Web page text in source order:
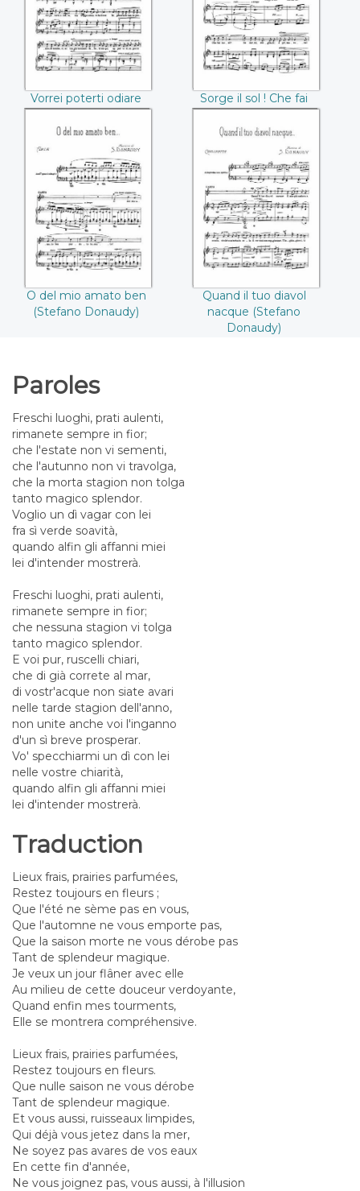
Donaudy))
Vorrei poterti odiare
(Stefano Donaudy)
Donaudy))
Sorge il sol ! Che fai
tu ? (Stefano
Donaudy)
O del mio amato
ben ((Stefano
Donaudy))
O del mio amato ben
(Stefano Donaudy)
Quand il tuo diavol
nacque ((Stefano
Donaudy))
Quand il tuo diavol
nacque (Stefano
Donaudy)
Paroles
Freschi luoghi, prati aulenti,
rimanete sempre in fior;
che l'estate non vi sementi,
che l'autunno non vi travolga,
che la morta stagion non tolga
tanto magico splendor.
Voglio un dì vagar con lei
fra sì verde soavità,
quando alfin gli affanni miei
lei d'intender mostrerà.
Freschi luoghi, prati aulenti,
rimanete sempre in fior;
che nessuna stagion vi tolga
tanto magico splendor.
E voi pur, ruscelli chiari,
che di già correte al mar,
di vostr'acque non siate avari
nelle tarde stagion dell'anno,
non unite anche voi l'inganno
d'un sì breve prosperar.
Vo' specchiarmi un dì con lei
nelle vostre chiarità,
quando alfin gli affanni miei
lei d'intender mostrerà.
Traduction
Lieux frais, prairies parfumées,
Restez toujours en fleurs ;
Que l'été ne sème pas en vous,
Que l'automne ne vous emporte pas,
Que la saison morte ne vous dérobe pas
Tant de splendeur magique.
Je veux un jour flâner avec elle
Au milieu de cette douceur verdoyante,
Quand enfin mes tourments,
Elle se montrera compréhensive.
Lieux frais, prairies parfumées,
Restez toujours en fleurs.
Que nulle saison ne vous dérobe
Tant de splendeur magique.
Et vous aussi, ruisseaux limpides,
Qui déjà vous jetez dans la mer,
Ne soyez pas avares de vos eaux
En cette fin d'année,
Ne vous joignez pas, vous aussi, à l'illusion